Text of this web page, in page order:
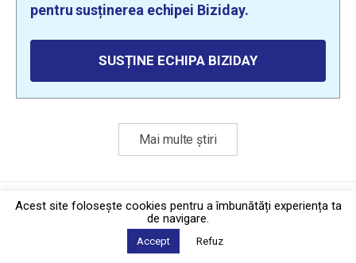
pentru susținerea echipei Biziday.
SUSȚINE ECHIPA BIZIDAY
Mai multe știri
Politica de confidențialitate·Contact
2026 © Biziday
Acest site foloseşte cookies pentru a îmbunătăți experiența ta
de navigare.
Accept Refuz